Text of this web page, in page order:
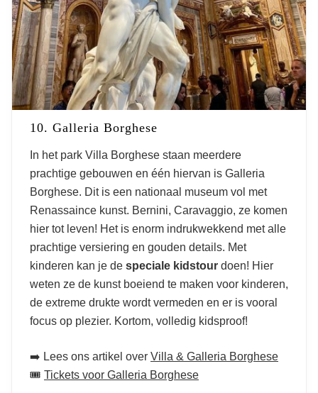
10. Galleria Borghese
In het park Villa Borghese staan meerdere
prachtige gebouwen en één hiervan is Galleria
Borghese. Dit is een nationaal museum vol met
Renassaince kunst. Bernini, Caravaggio, ze komen
hier tot leven! Het is enorm indrukwekkend met alle
prachtige versiering en gouden details. Met
kinderen kan je de speciale kidstour doen! Hier
weten ze de kunst boeiend te maken voor kinderen,
de extreme drukte wordt vermeden en er is vooral
focus op plezier. Kortom, volledig kidsproof!
➡️ Lees ons artikel over Villa & Galleria Borghese
🎟️ Tickets voor Galleria Borghese